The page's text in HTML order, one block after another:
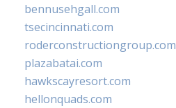
bennusehgall.com
tsecincinnati.com
roderconstructiongroup.com
plazabatai.com
hawkscayresort.com
hellonquads.com